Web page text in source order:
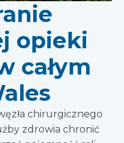
opieki
całym
chirurgicznego
zdrowia chronić